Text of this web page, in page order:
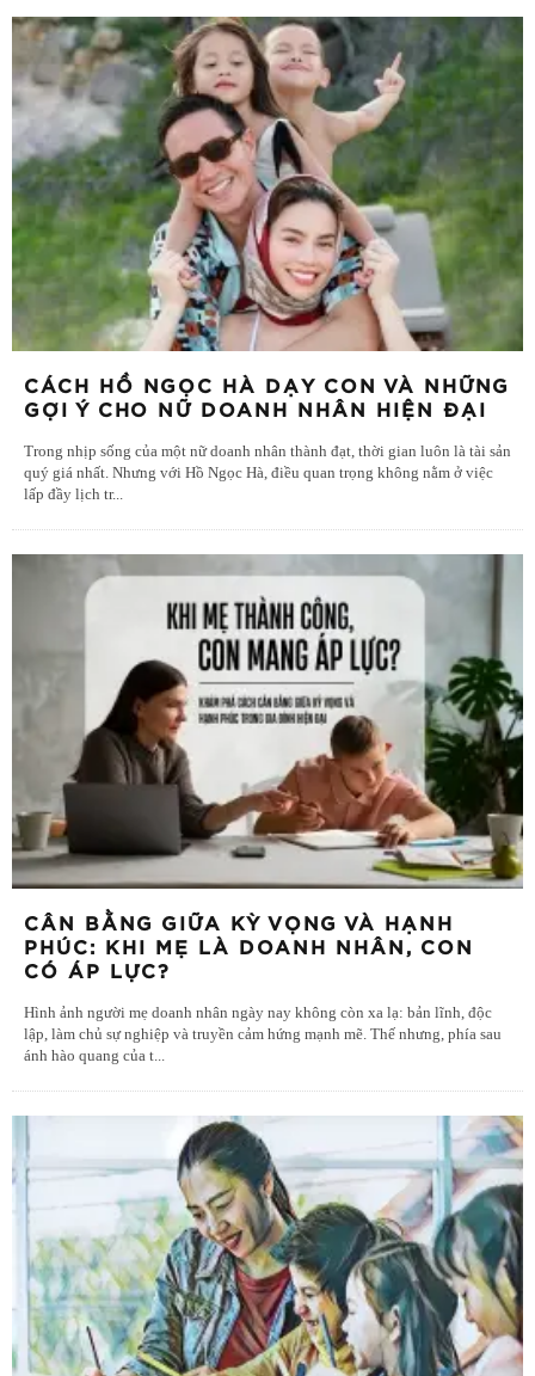
CÁCH HỒ NGỌC HÀ DẠY CON VÀ NHỮNG
GỢI Ý CHO NỮ DOANH NHÂN HIỆN ĐẠI
Trong nhịp sống của một nữ doanh nhân thành đạt, thời gian luôn là tài sản
quý giá nhất. Nhưng với Hồ Ngọc Hà, điều quan trọng không nằm ở việc
lấp đầy lịch tr...
CÂN BẰNG GIỮA KỲ VỌNG VÀ HẠNH
PHÚC: KHI MẸ LÀ DOANH NHÂN, CON
CÓ ÁP LỰC?
Hình ảnh người mẹ doanh nhân ngày nay không còn xa lạ: bản lĩnh, độc
lập, làm chủ sự nghiệp và truyền cảm hứng mạnh mẽ. Thế nhưng, phía sau
ánh hào quang của t...